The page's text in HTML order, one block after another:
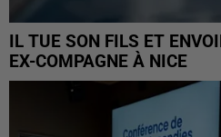
IL TUE SON FILS ET
EX-COMPAGNE À NICE